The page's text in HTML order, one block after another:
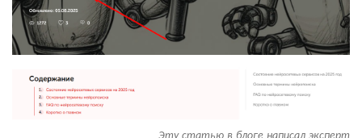
Эту статью в блоге написал эксперт